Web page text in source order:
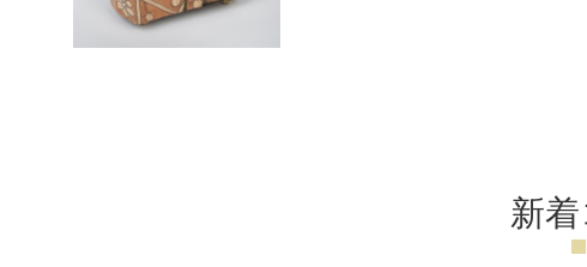
新